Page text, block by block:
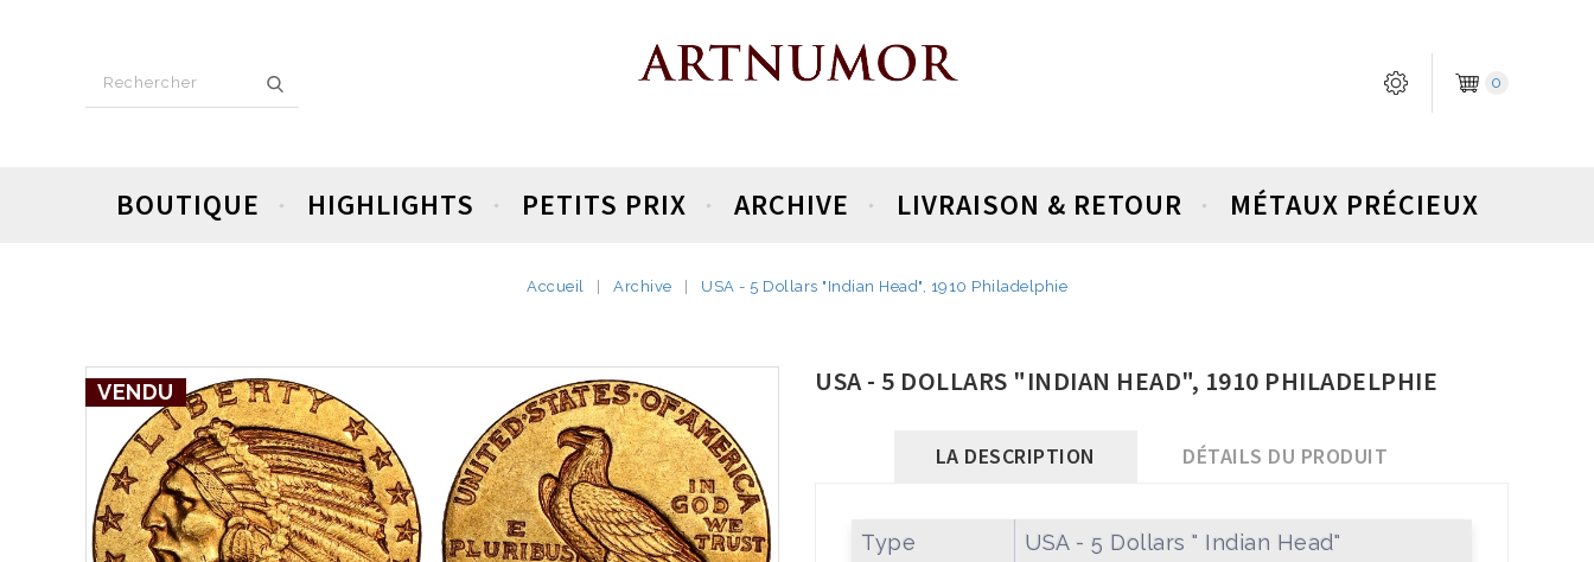
0
BOUTIQUE HIGHLIGHTS PETITS PRIX ARCHIVE LIVRAISON & RETOUR MÉTAUX PRÉCIEUX
Accueil Archive USA - 5 Dollars "Indian Head", 1910 Philadelphie
VENDU USA - 5 DOLLARS "INDIAN HEAD", 1910 PHILADELPHIE
LA DESCRIPTION DÉTAILS DU PRODUIT
Type
USA - 5 Dollars " Indian Head"